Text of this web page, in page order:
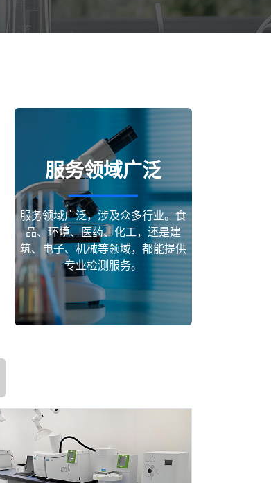
服务领域广泛
服务领域广泛，涉及众多行业。食
品、环境、医药、化工，还是建
筑、电子、机械等领域，都能提供
专业检测服务。